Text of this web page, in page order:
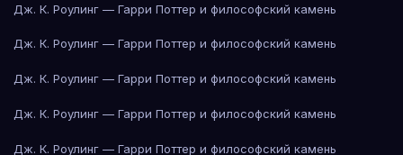
Дж. К. Роулинг — Гарри Поттер и философский камень
Дж. К. Роулинг — Гарри Поттер и философский камень
Дж. К. Роулинг — Гарри Поттер и философский камень
Дж. К. Роулинг — Гарри Поттер и философский камень
Дж. К. Роулинг — Гарри Поттер и философский камень